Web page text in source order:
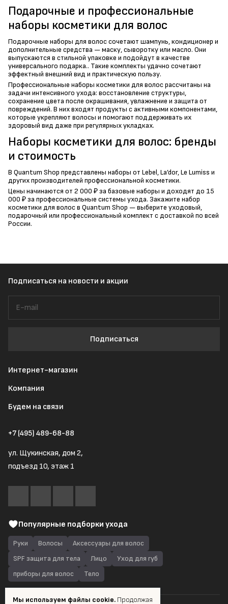
Подарочные и профессиональные
наборы косметики для волос
Подарочные наборы для волос сочетают шампунь, кондиционер и
дополнительные средства — маску, сыворотку или масло. Они
выпускаются в стильной упаковке и подойдут в качестве
универсального подарка.. Такие комплекты удачно сочетают
эффектный внешний вид и практическую пользу.
Профессиональные наборы косметики для волос рассчитаны на
задачи интенсивного ухода: восстановление структуры,
сохранение цвета после окрашивания, увлажнение и защита от
повреждений. В них входят продукты с активными компонентами,
которые укрепляют волосы и помогают поддерживать их
здоровый вид даже при регулярных укладках.
Наборы косметики для волос: бренды
и стоимость
В Quantum Shop представлены наборы от Lebel, La’dor, Le Lumiss и
других производителей профессиональной косметики.
Цены начинаются от 2 000 ₽ за базовые наборы и доходят до 15
000 ₽ за профессиональные системы ухода. Закажите набор
косметики для волос в Quantum Shop — выберите уходовый,
подарочный или профессиональный комплект с доставкой по всей
России.
Подписаться на новости и акции
Подписаться
Интернет-магазин
Компания
Будем на связи
+7 (495) 489-68-88
ул. Щукинская, дом 2,
подъезд 10, этаж 1
Популярные подборки ухода
Руки Волосы
Аксессуары для волос
SPF защита для тела
Лицо
Уход для губ
приборы для волос
Тело
Мы используем файлы cookie. Продолжая